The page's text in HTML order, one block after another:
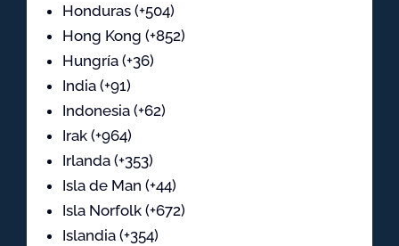
Honduras (+504)
Hong Kong (+852)
Hungría (+36)
India (+91)
Indonesia (+62)
Irak (+964)
Irlanda (+353)
Isla de Man (+44)
Isla Norfolk (+672)
Islandia (+354)